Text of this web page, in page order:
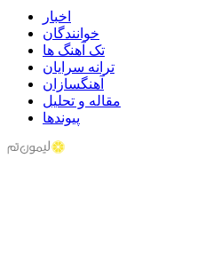
اخبار
خوانندگان
تک آهنگ ها
ترانه سرایان
آهنگسازان
مقاله و تحلیل
پیوندها